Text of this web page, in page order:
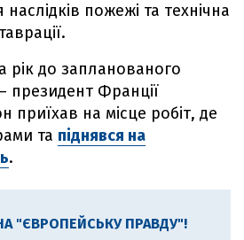
наслідків пожежі та технічна
рік до запланованого
президент Франції
на місце робіт, де
та піднявся на
.
"ЄВРОПЕЙСЬКУ ПРАВДУ"!